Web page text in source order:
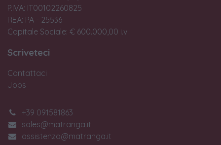
P.IVA: IT00102260825
REA: PA - 25536
Capitale Sociale: € 600.000,00 i.v.
Scriveteci
Contattaci
Jobs
+39 091581863
sales@matranga.it
assistenza@matranga.it